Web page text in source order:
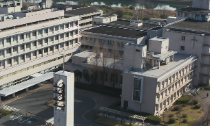
安心をあなたに
続ける地域医療
から終末期まで
を支える医療
から回復期へと
つなぐ医療
・育てる医療